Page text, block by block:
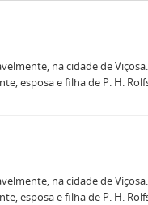
na cidade de
esposa e filha de P. H.
na cidade de
esposa e filha de P. H.